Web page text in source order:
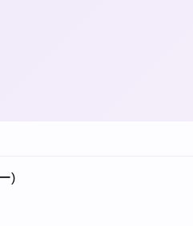
)